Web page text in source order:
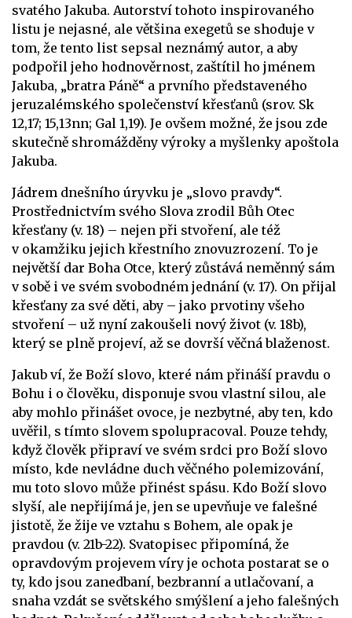
svatého Jakuba. Autorství tohoto inspirovaného
listu je nejasné, ale většina exegetů se shoduje v
tom, že tento list sepsal neznámý autor, a aby
podpořil jeho hodnověrnost, zaštítil ho jménem
Jakuba, „bratra Páně“ a prvního představeného
jeruzalémského společenství křesťanů (srov. Sk
12,17; 15,13nn; Gal 1,19). Je ovšem možné, že jsou zde
skutečně shromážděny výroky a myšlenky apoštola
Jakuba.
Jádrem dnešního úryvku je „slovo pravdy“.
Prostřednictvím svého Slova zrodil Bůh Otec
křesťany (v. 18) – nejen při stvoření, ale též
v okamžiku jejich křestního znovuzrození. To je
největší dar Boha Otce, který zůstává neměnný sám
v sobě i ve svém svobodném jednání (v. 17). On přijal
křesťany za své děti, aby – jako prvotiny všeho
stvoření – už nyní zakoušeli nový život (v. 18b),
který se plně projeví, až se dovrší věčná blaženost.
Jakub ví, že Boží slovo, které nám přináší pravdu o
Bohu i o člověku, disponuje svou vlastní silou, ale
aby mohlo přinášet ovoce, je nezbytné, aby ten, kdo
uvěřil, s tímto slovem spolupracoval. Pouze tehdy,
když člověk připraví ve svém srdci pro Boží slovo
místo, kde nevládne duch věčného polemizování,
mu toto slovo může přinést spásu. Kdo Boží slovo
slyší, ale nepřijímá je, jen se upevňuje ve falešné
jistotě, že žije ve vztahu s Bohem, ale opak je
pravdou (v. 21b-22). Svatopisec připomíná, že
opravdovým projevem víry je ochota postarat se o
ty, kdo jsou zanedbaní, bezbranní a utlačovaní, a
snaha vzdát se světského smýšlení a jeho falešných